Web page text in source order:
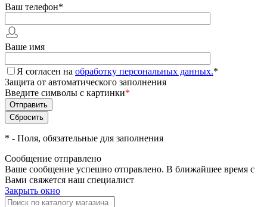
Ваш телефон*
Ваше имя
Я согласен на обработку персональных данных.*
Защита от автоматического заполнения
Введите символы с картинки*
* - Поля, обязательные для заполнения
Сообщение отправлено
Ваше сообщение успешно отправлено. В ближайшее время с
Вами свяжется наш специалист
Закрыть окно